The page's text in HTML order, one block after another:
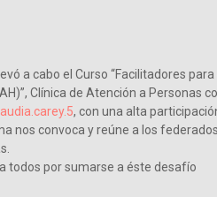
a cabo el Curso “Facilitadores
Clínica de Atención a Personas
, con una alta
nos convoca y reúne a los
todos por sumarse a éste desafío